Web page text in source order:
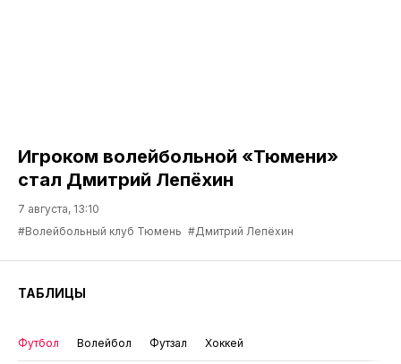
Игроком волейбольной «Тюмени»
стал Дмитрий Лепёхин
7 августа, 13:10
#Волейбольный клуб Тюмень #Дмитрий Лепёхин
ТАБЛИЦЫ
Футбол Волейбол Футзал Хоккей